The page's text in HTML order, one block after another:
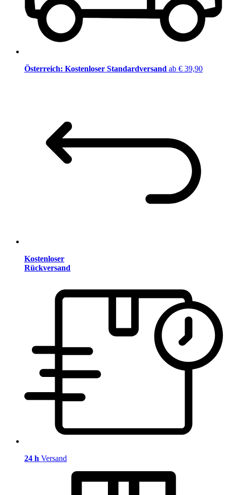
Österreich: Kostenloser Standardversand ab € 39,90
Kostenloser
Rückversand
24 h Versand